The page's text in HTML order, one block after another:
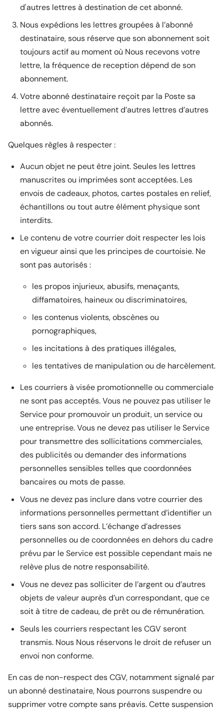
d'autres lettres à destination de cet abonné.
Nous expédions les lettres groupées à l’abonné
destinataire, sous réserve que son abonnement soit
toujours actif au moment où Nous recevons votre
lettre, la fréquence de reception dépend de son
abonnement.
Votre abonné destinataire reçoit par la Poste sa
lettre avec éventuellement d’autres lettres d’autres
abonnés.
Quelques règles à respecter :
Aucun objet ne peut être joint. Seules les lettres
manuscrites ou imprimées sont acceptées. Les
envois de cadeaux, photos, cartes postales en relief,
échantillons ou tout autre élément physique sont
interdits.
Le contenu de votre courrier doit respecter les lois
en vigueur ainsi que les principes de courtoisie. Ne
sont pas autorisés :
les propos injurieux, abusifs, menaçants,
diffamatoires, haineux ou discriminatoires,
les contenus violents, obscènes ou
pornographiques,
les incitations à des pratiques illégales,
les tentatives de manipulation ou de harcèlement.
Les courriers à visée promotionnelle ou commerciale
ne sont pas acceptés. Vous ne pouvez pas utiliser le
Service pour promouvoir un produit, un service ou
une entreprise. Vous ne devez pas utiliser le Service
pour transmettre des sollicitations commerciales,
des publicités ou demander des informations
personnelles sensibles telles que coordonnées
bancaires ou mots de passe.
Vous ne devez pas inclure dans votre courrier des
informations personnelles permettant d’identifier un
tiers sans son accord. L’échange d’adresses
personnelles ou de coordonnées en dehors du cadre
prévu par le Service est possible cependant mais ne
relève plus de notre responsabilité.
Vous ne devez pas solliciter de l’argent ou d’autres
objets de valeur auprès d’un correspondant, que ce
soit à titre de cadeau, de prêt ou de rémunération.
Seuls les courriers respectant les CGV seront
transmis. Nous Nous réservons le droit de refuser un
envoi non conforme.
En cas de non-respect des CGV, notamment signalé par
un abonné destinataire, Nous pourrons suspendre ou
supprimer votre compte sans préavis. Cette suspension